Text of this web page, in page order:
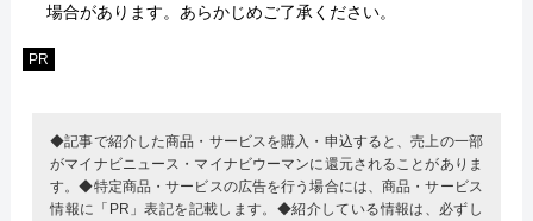
場合があります。あらかじめご了承ください。
PR
◆記事で紹介した商品・サービスを購入・申込すると、売上の一部
がマイナビニュース・マイナビウーマンに還元されることがありま
す。◆特定商品・サービスの広告を行う場合には、商品・サービス
情報に「PR」表記を記載します。◆紹介している情報は、必ずし